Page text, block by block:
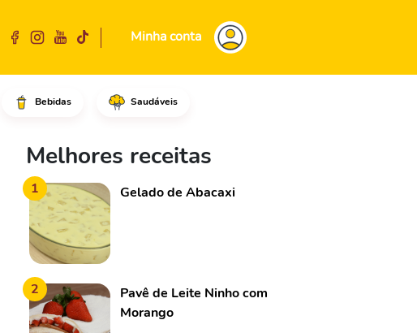
Minha conta
Bebidas Saudáveis
misture tudo até
Melhores receitas
1 Gelado de Abacaxi
2
Pavê de Leite Ninho com
Morango